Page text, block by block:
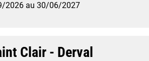
2026 au 30/06/2027
Clair - Derval